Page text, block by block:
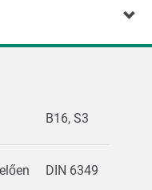
B16, S3
DIN 6349